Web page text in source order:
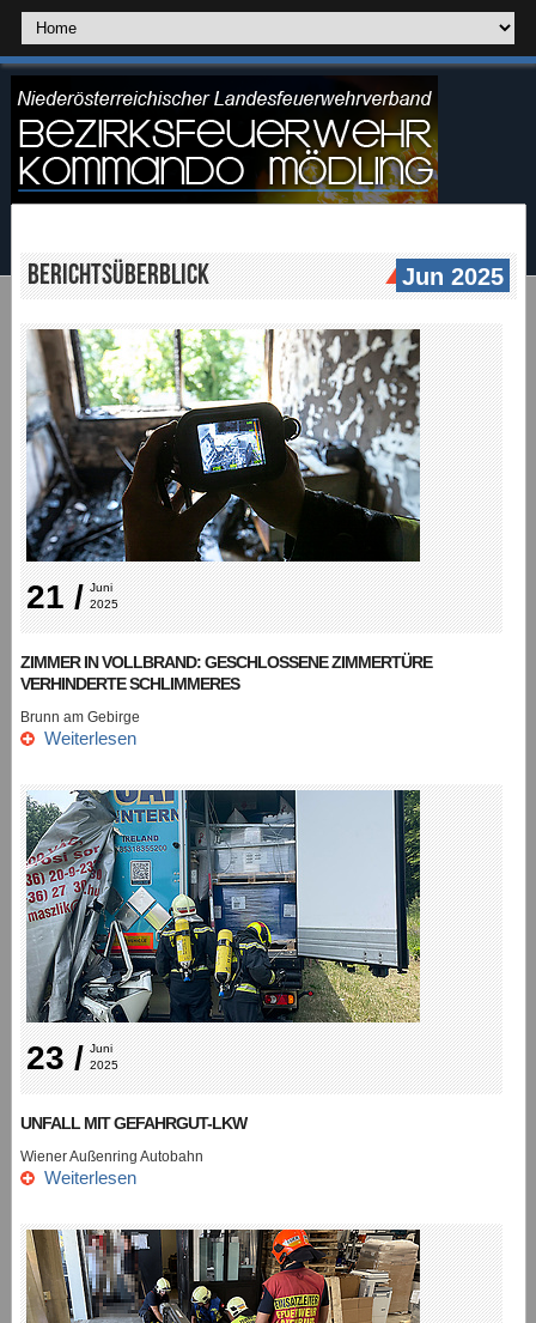
Berichtsüberblick Jun 2025
21 / Juni
2025
ZIMMER IN VOLLBRAND: GESCHLOSSENE ZIMMERTÜRE
VERHINDERTE SCHLIMMERES
Brunn am Gebirge
Weiterlesen
23 / Juni
2025
UNFALL MIT GEFAHRGUT-LKW
Wiener Außenring Autobahn
Weiterlesen